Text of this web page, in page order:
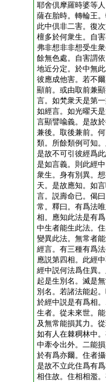
耶舍倶摩羅時婆等
薩在胎時。轉輪王
此中倶非二害。復
檀多於何衆生。自
弗非想非非想受生
餘無色處。自害謂
地近分定。於中無
彼應成他害。若不
顯前。或由取前兼
言。如梵衆天是第
如經言。如光曜天
言顯譬喩義。是故
兼後。取後兼前。
類。所餘類例可知
是故不可引彼經爲
是如言義。則此經
衆生。身有別異。
天。是故應知。如
言。説壽命已。偈
常。釋曰。有爲法
相。應知此法是有
中生者能生此法。
變異此法。無常者
經言。有三種有爲
應説第四相。此經
經中説何法爲住異
起是生別名。滅是
別名。若諸法能起
於經中説是有爲相
生者。從未來世。
及無常能損其力。
如有人在棘稠林中
中牽令出外。二能
於有爲亦爾。住者
是故不立此住爲有
相住故。住相相濫